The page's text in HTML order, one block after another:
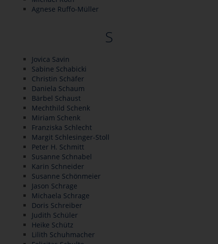
Agnese Ruffo-Müller
S
Jovica Savin
Sabine Schabicki
Christin Schäfer
Daniela Schaum
Bärbel Schaust
Mechthild Schenk
Miriam Schenk
Franziska Schlecht
Margit Schlesinger-Stoll
Peter H. Schmitt
Susanne Schnabel
Karin Schneider
Susanne Schönmeier
Jason Schrage
Michaela Schrage
Doris Schreiber
Judith Schüler
Heike Schütz
Lilith Schuhmacher